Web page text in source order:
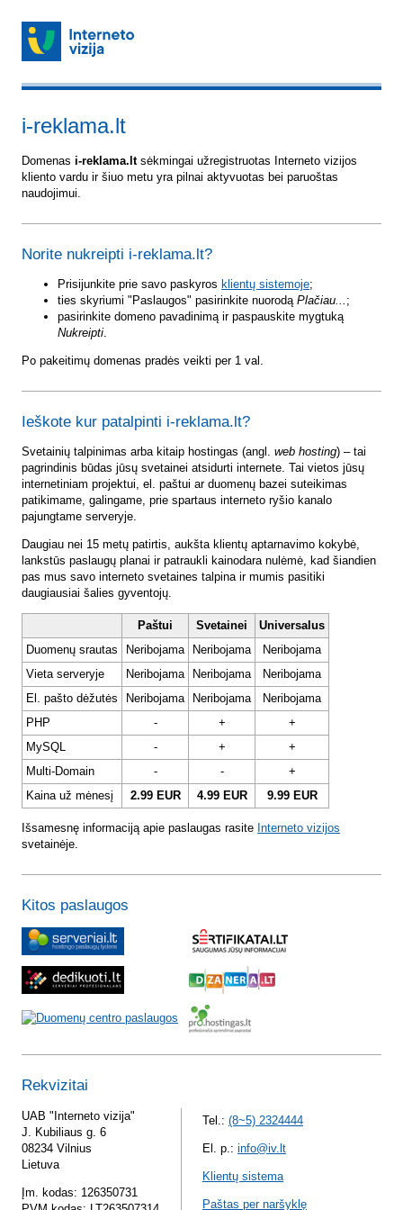
i-reklama.lt
Domenas i-reklama.ltsėkmingai užregistruotas Interneto vizijos
kliento vardu ir šiuo metu yra pilnai aktyvuotas bei paruoštas
naudojimui.
Norite nukreipti i-reklama.lt?
Prisijunkite prie savo paskyros klientų sistemoje;
ties skyriumi "Paslaugos" pasirinkite nuorodą Plačiau... ;
pasirinkite domeno pavadinimą ir paspauskite mygtuką
Nukreipti.
Po pakeitimų domenas pradės veikti per 1 val.
Ieškote kur patalpinti i-reklama.lt?
Svetainių talpinimas arba kitaip hostingas (angl. web hosting) – tai
pagrindinis būdas jūsų svetainei atsidurti internete. Tai vietos jūsų
internetiniam projektui, el. paštui ar duomenų bazei suteikimas
patikimame, galingame, prie spartaus interneto ryšio kanalo
pajungtame serveryje.
Daugiau nei 15 metų patirtis, aukšta klientų aptarnavimo kokybė,
lankstūs paslaugų planai ir patraukli kainodara nulėmė, kad šiandien
pas mus savo interneto svetaines talpina ir mumis pasitiki
daugiausiai šalies gyventojų.
Paštui Svetainei
Universalus
Duomenų srautas
Neribojama Neribojama
Neribojama
Vieta serveryje
Neribojama Neribojama
Neribojama
El. pašto dėžutės
Neribojama Neribojama
Neribojama
PHP
- +
+
MySQL
- +
+
Multi-Domain
- -
+
Kaina už mėnesį
2.99 EUR 4.99 EUR 9.99 EUR
Išsamesnę informaciją apie paslaugas rasite Interneto vizijos
svetainėje.
Kitos paslaugos
Rekvizitai
UAB "Interneto vizija"
J. Kubiliaus g. 6
08234 Vilnius
Lietuva
Įm. kodas: 126350731
Tel.: (8~5) 2324444
El. p.: info@iv.lt
Klientų sistema
Paštas per naršyklę